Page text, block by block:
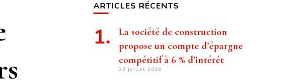
ARTICLES RÉCENTS
La société de construction
propose un compte d’épargne
compétitif à 6 % d’intérêt
29 juillet 2026